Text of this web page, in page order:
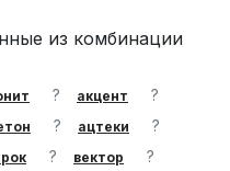
из комбинации
? акцент ?
? ацтеки ?
? вектор ?